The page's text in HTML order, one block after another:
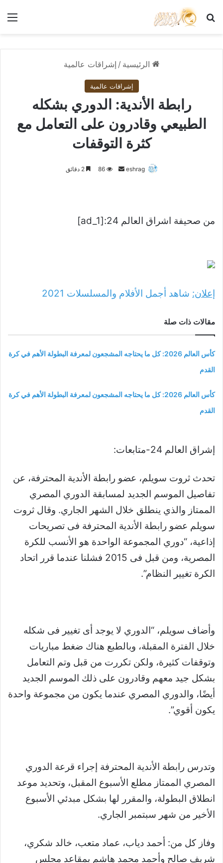
بحث عن
الرئيسية / إشراقات عالمية
إشراقات عالمية
رابطة الأندية: الدوري بشكله
الطبيعي وقادرون على التعامل مع
كثرة التوقفات
eshrag
أرسل86 2 دقائق
من صحيفة اشراق العالم 24:[ad_1]
إعلان: شاهد أجمل الأفلام والمسلسلات 2021
مقالات ذات صلة
كأس العالم 2026: كل ما يحتاجه المشجعون لمعرفة البطولة الأهم في كرة
القدم
كأس العالم 2026: كل ما يحتاجه المشجعون لمعرفة البطولة الأهم في كرة
القدم
إشراق العالم 24-متابعات:
تحدث ثروت سويلم، عضو رابطة الأندية المحترفة، عن
تفاصيل الموسم الجديد لمسابقة الدوري المصري
الممتاز والذي ينطلق خلال الشهر الجاري. وقال ثروت
سويلم عضو رابطة الأندية المحترفة فى تصريحات
إذاعية، “دوري المجموعة الواحدة هو الأنسب للكرة
المصرية، ومن قبل فى 2015 فشلنا عندما قرر اتحاد
الكرة تغيير النظام”.
وأضاف سويلم، “الدوري لا يوجد أى تغيير فى شكله
خلال الفترة المقبلة، وبالطبع هناك ضغط مباريات
وتوقفات كثيرة، ولكن تكررت من قبل وتم التعامل
بشكل جيد معهم وقادرون على ذلك الموسم الجديد
أيضًا، والدوري المصري عندما يكون من مجموعة واحدة
يكون أقوي”.
وتدرس رابطة الأندية المحترفة إجراء قرعة الدوري
المصري الممتاز مطلع الأسبوع المقبل، وتحديد موعد
انطلاق البطولة، والمقرر لها بشكل مبدئي الأسبوع
الأخير من شهر سبتمبر الجاري.
وفاز كل من: أحمد دياب، عماد متعب، خالد شكري،
شريف صالح وأحمد محمد هاشم بمقاعد مجلس